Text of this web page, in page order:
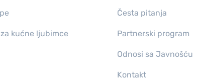
kućne ljubimce
Česta pitanja
Partnerski program
Odnosi sa Javnošću
Kontakt